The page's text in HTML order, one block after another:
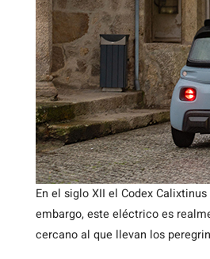
En el siglo XII el Codex
embargo, este eléctrico es
cercano al que llevan los